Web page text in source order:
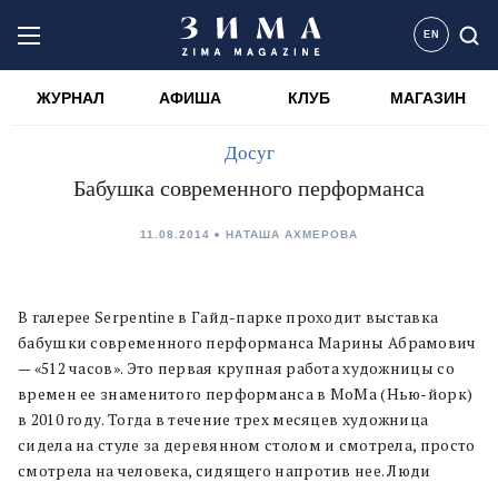
EN
ЖУРНАЛ АФИША КЛУБ МАГАЗИН
Досуг
Бабушка современного перформанса
11.08.2014 НАТАША АХМЕРОВА
В галерее Serpentine в Гайд-парке проходит выставка
бабушки современного перформанса Марины Абрамович
— «512 часов». Это первая крупная работа художницы со
времен ее знаменитого перформанса в МоМа (Нью-йорк)
в 2010 году. Тогда в течение трех месяцев художница
сидела на стуле за деревянном столом и смотрела, просто
смотрела на человека, сидящего напротив нее. Люди